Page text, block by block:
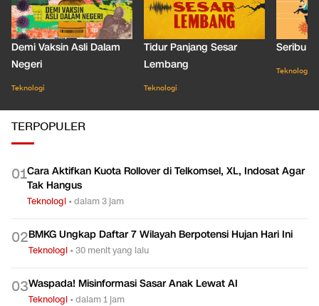
Demi Vaksin Asli Dalam
Negeri
Teknologi
Tidur Panjang Sesar
Lembang
Teknologi
Seribu
Teknologi
TERPOPULER
01Cara Aktifkan Kuota Rollover di Telkomsel, XL, Indosat Agar
Tak Hangus
Teknologi •dalam 3 jam
02BMKG Ungkap Daftar 7 Wilayah Berpotensi Hujan Hari Ini
Teknologi •30 menit yang lalu
03Waspada! Misinformasi Sasar Anak Lewat AI
Teknologi •dalam 1 jam